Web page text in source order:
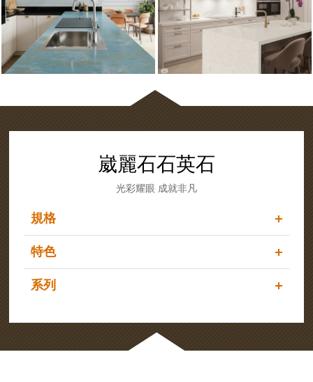
崴麗石石英石
光彩耀眼 成就非凡
規格
特色
系列